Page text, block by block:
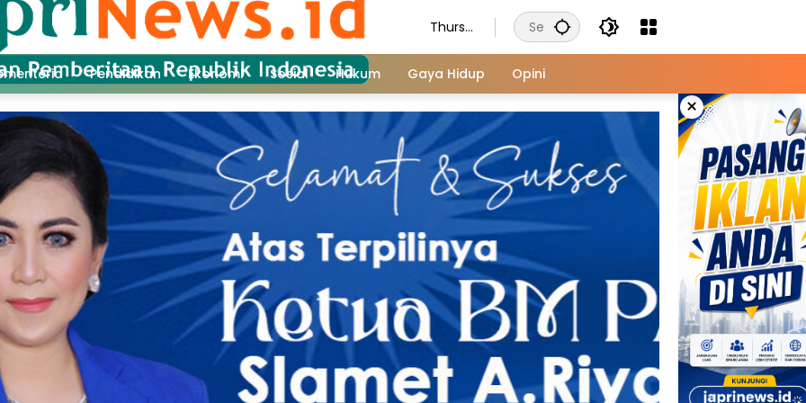
Thursd
August
6, 2026
Pendidikan Ekonomi Sosial Hukum Gaya Hidup Opini
×